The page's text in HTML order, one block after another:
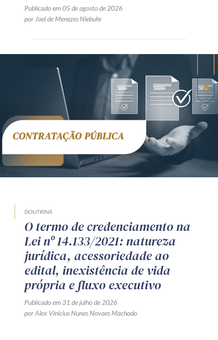
Publicado em 05 de agosto de 2026
por Joel de Menezes Niebuhr
DOUTRINA
O termo de credenciamento na
Lei nº 14.133/2021: natureza
jurídica, acessoriedade ao
edital, inexistência de vida
própria e fluxo executivo
Publicado em 31 de julho de 2026
por Alex Vinicius Nunes Novaes Machado